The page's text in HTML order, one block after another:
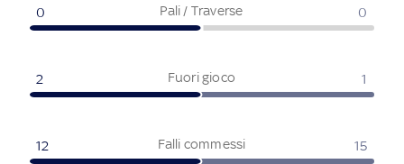
Pali / Traverse
0 0
Fuori gioco
2 1
Falli commessi
12 15